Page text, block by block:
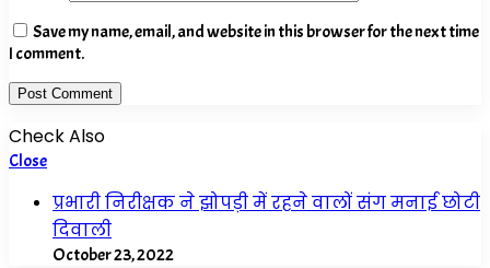
Save my name, email, and website in this browser for the next time
I comment.
Check Also
Close
प्रभारी निरीक्षक ने झोपड़ी में रहने वालों संग मनाई छोटी
दिवाली
October 23, 2022